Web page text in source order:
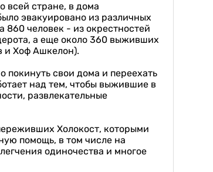
всей стране, в дома
эвакуировано из различных
человек - из окрестностей
а еще около 360 выживших
и Хоф Ашкелон).
покинуть свои дома и переехать
над тем, чтобы выжившие в
развлекательные
Холокост, которыми
помощь, в том числе на
одиночества и многое